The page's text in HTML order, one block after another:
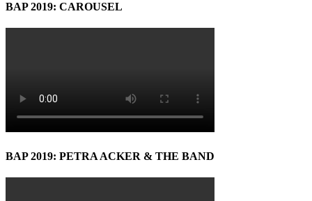
BAP 2019: CAROUSEL
BAP 2019: PETRA ACKER & THE BAND